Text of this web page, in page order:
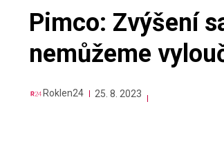
Pimco: Zvýšení
nemůžeme
Roklen24 25. 8. 2023